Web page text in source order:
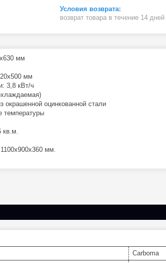
возврат товара в течение 14 дней
мм
мм
3,8 кВт/ч
окрашенной оцинкованной стали
температуры
кв.м.
мм.
Carboma